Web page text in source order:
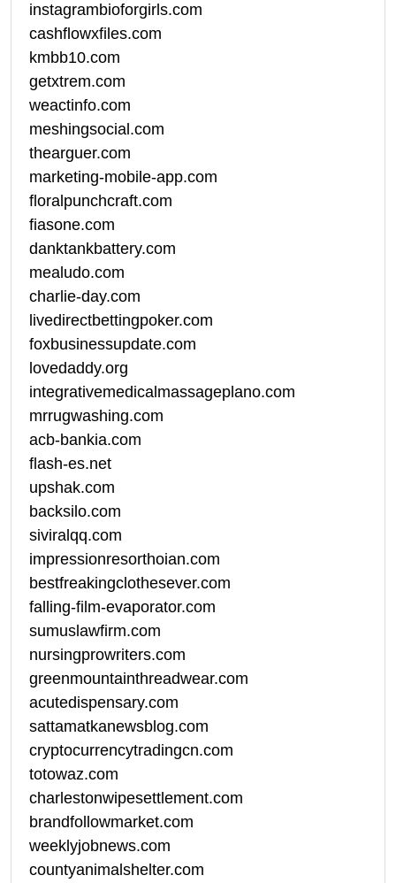
instagrambioforgirls.com
cashflowxfiles.com
kmbb10.com
getxtrem.com
weactinfo.com
meshingsocial.com
thearguer.com
marketing-mobile-app.com
floralpunchcraft.com
fiasone.com
danktankbattery.com
mealudo.com
charlie-day.com
livedirectbettingpoker.com
foxbusinessupdate.com
lovedaddy.org
integrativemedicalmassageplano.com
mrrugwashing.com
acb-bankia.com
flash-es.net
upshak.com
backsilo.com
siviralqq.com
impressionresorthoian.com
bestfreakingclothesever.com
falling-film-evaporator.com
sumuslawfirm.com
nursingprowriters.com
greenmountainthreadwear.com
acutedispensary.com
sattamatkanewsblog.com
cryptocurrencytradingcn.com
totowaz.com
charlestonwipesettlement.com
brandfollowmarket.com
weeklyjobnews.com
countyanimalshelter.com